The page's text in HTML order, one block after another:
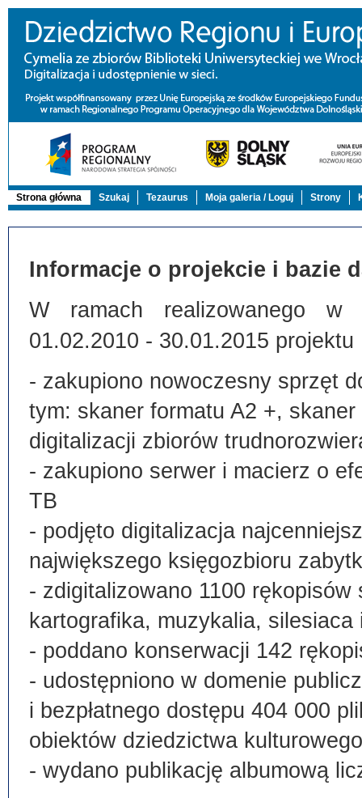
Strona główna Szukaj Tezaurus Moja galeria / Loguj Strony
Informacje o projekcie i bazie
W ramach realizowanego w
01.02.2010 - 30.01.2015 projektu
- zakupiono nowoczesny sprzęt
tym: skaner formatu A2 +,
digitalizacji zbiorów
- zakupiono serwer i macierz o
TB
- podjęto digitalizacja
największego księgozbioru
- zdigitalizowano 1100
kartografika, muzykalia, silesiaca
- poddano konserwacji 142
- udostępniono w domenie
i bezpłatnego dostępu 404 000
obiektów dziedzictwa kulturowego
- wydano publikację albumową